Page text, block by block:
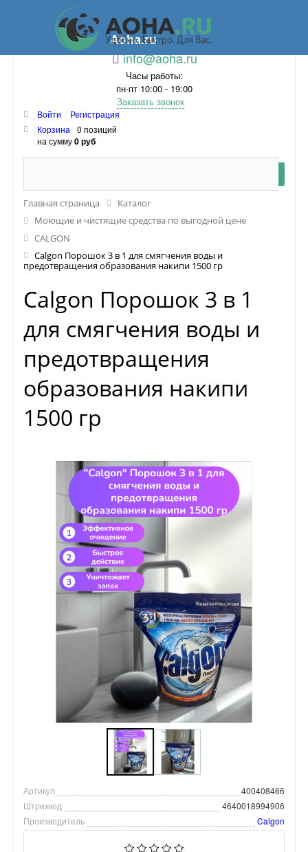
Aoha.ru
info@aoha.ru
Часы работы:
пн-пт 10:00 - 19:00
Заказать звонок
Войти
Регистрация
Корзина
0 позиций
на сумму0 руб
Главная страница
Каталог
Моющие и чистящие средства по выгодной цене
CALGON
Calgon Порошок 3 в 1 для смягчения воды и
предотвращения образования накипи 1500 гр
Calgon Порошок 3 в 1
для смягчения воды и
предотвращения
образования накипи
1500 гр
Артикул
400408466
Штрихкод
4640018994906
Производитель
Calgon